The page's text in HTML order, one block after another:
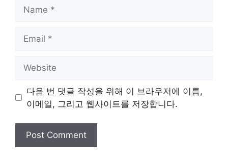
다음 번 댓글 작성을 위해 이 브라우저에 이름,
이메일, 그리고 웹사이트를 저장합니다.